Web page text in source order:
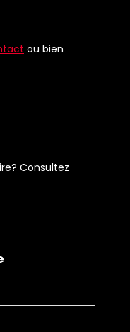
ou bien
Consultez